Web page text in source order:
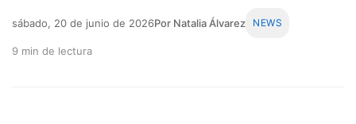
sábado, 20 de junio de 2026Por Natalia Álvarez NEWS
9 min de lectura